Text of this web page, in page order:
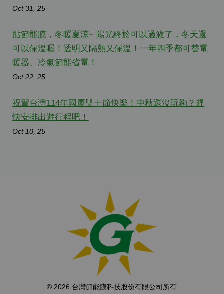
Oct 31, 25
貼節能膜，冬暖夏涼~ 陽光終於可以過濾了，冬天還
可以保溫喔！透明又隔熱又保溫！一年四季都可替電
暖器、冷氣節能省電！
Oct 22, 25
祝賀台灣114年國慶雙十節快樂！中秋還沒玩夠？趕
快安排出遊行程吧！
Oct 10, 25
© 2026 台灣節能膜科技股份有限公司所有